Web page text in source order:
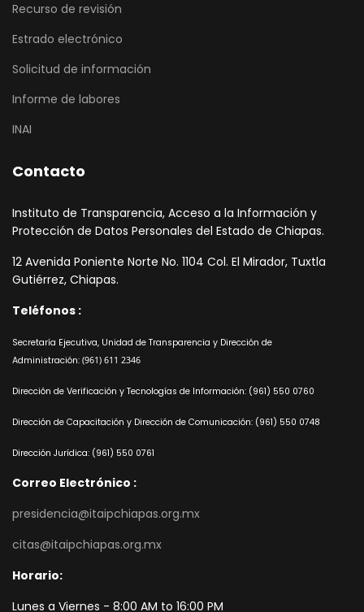
Recurso de revisión
Estrado electrónico
Solicitud de información
Informe de labores
INAI
Contacto
Instituto de Transparencia, Acceso a la Información y
Protección de Datos Personales del Estado de Chiapas.
12 Avenida Poniente Norte No. 1104 Col. El Mirador, Tuxtla
Gutiérrez, Chiapas.
Teléfonos :
Secretaría Ejecutiva, Unidad de Transparencia y Dirección de
Administración: (961) 611 2346
Dirección de Verificación y Tecnologías de Información: (961) 550 0760
Dirección de Capacitación y Dirección de Comunicación: (961) 550 0748
Dirección Jurídica: (961) 550 0761
Correo Electrónico :
presidencia@itaipchiapas.org.mx
citas@itaipchiapas.org.mx
Horario:
Lunes a Viernes - 8:00 AM to 16:00 PM